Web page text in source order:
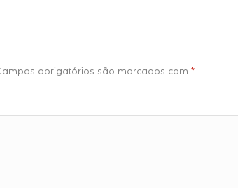
obrigatórios são marcados com *